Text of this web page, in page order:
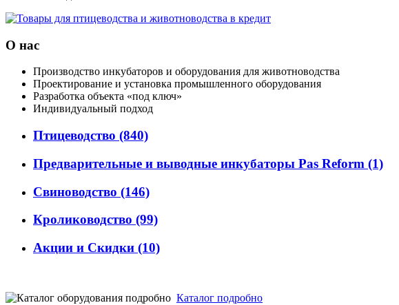
О нас
Производство инкубаторов и оборудования для животноводства
Проектирование и установка промышленного оборудования
Разработка объекта «под ключ»
Индивидуальный подход
Птицеводство (840)
Предварительные и выводные инкубаторы Pas Reform (1)
Свиноводство (146)
Кролиководство (99)
Акции и Скидки (10)
Каталог подробно